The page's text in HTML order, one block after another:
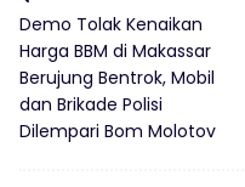
Demo Tolak Kenaikan
Harga BBM di Makassar
Berujung Bentrok, Mobil
dan Brikade Polisi
Dilempari Bom Molotov